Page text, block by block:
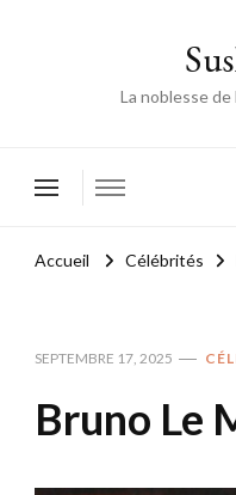
La noblesse de
Accueil Célébrités
SEPTEMBRE 17, 2025
Bruno Le